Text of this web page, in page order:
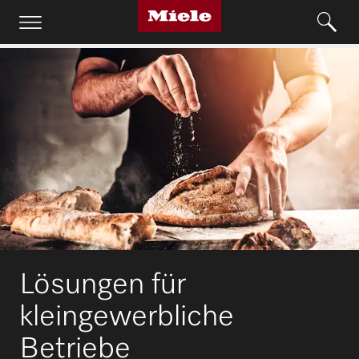
Lösungen für
kleingewerbliche
Betriebe